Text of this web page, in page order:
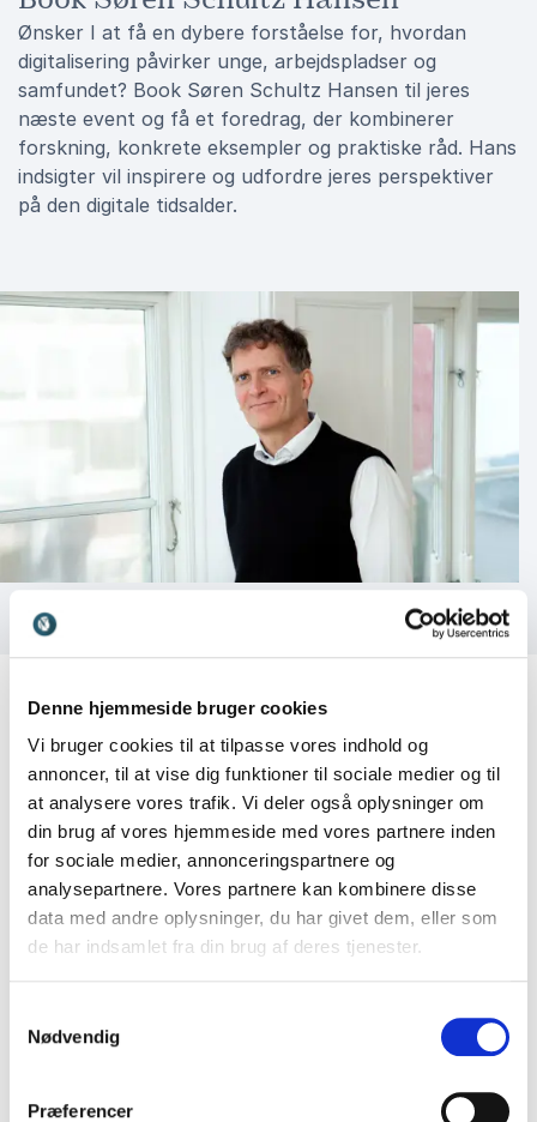
Denne hjemmeside bruger cookies
Vi bruger cookies til at tilpasse vores indhold og
annoncer, til at vise dig funktioner til sociale medier og til
at analysere vores trafik. Vi deler også oplysninger om
din brug af vores hjemmeside med vores partnere inden
for sociale medier, annonceringspartnere og
analysepartnere. Vores partnere kan kombinere disse
data med andre oplysninger, du har givet dem, eller som
de har indsamlet fra din brug af deres tjenester.
Nødvendig
Præferencer
Ønsker I at få en dybere forståelse for, hvordan
digitalisering påvirker unge, arbejdspladser og
samfundet? Book Søren Schultz Hansen til jeres
næste event og få et foredrag, der kombinerer
forskning, konkrete eksempler og praktiske råd. Hans
indsigter vil inspirere og udfordre jeres perspektiver
på den digitale tidsalder.
Kundeanmeldelser
5 ud af5
Meget relevant og brugbar optakt til strategiarbejde.
Super godt og super relevant foredrag